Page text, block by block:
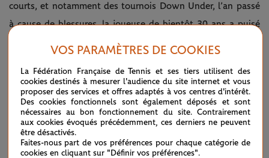
courts, et notamment des tournois Down Under, l’an passé
à cause de blessures, la joueuse de bientôt 30 ans a puisé
dans sa préparation rondement menée pour sortir
sentiment de revenir de loin après l’année passée. Je jouais
un bon tennis, mais j’ai manqué de régularité et
malheureusement j’ai aussi dû faire de longues pauses à
cause de blessures
vraiment parvenir à mettre en place tout le travail effectué
VOS PARAMÈTRES DE COOKIES
La Fédération Française de Tennis et ses tiers utilisent des
cookies destinés à mesurer l'audience du site internet et vous
proposer des services et offres adaptés à vos centres d'intérêt.
Des cookies fonctionnels sont également déposés et sont
nécessaires au bon fonctionnement du site. Contrairement
aux cookies évoqués précédemment, ces derniers ne peuvent
être désactivés.
Faites-nous part de vos préférences pour chaque catégorie de
cookies en cliquant sur "Définir vos préférences".